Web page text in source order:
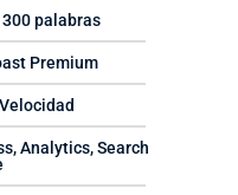
palabras
Premium
Analytics, Search